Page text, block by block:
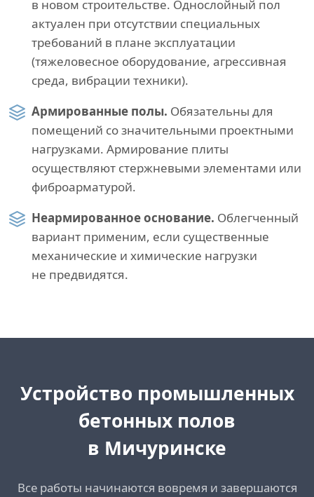
в новом строительстве. Однослойный пол
актуален при отсутствии специальных
требований в плане эксплуатации
(тяжеловесное оборудование, агрессивная
среда, вибрации техники).
Армированные полы. Обязательны для
помещений со значительными проектными
нагрузками. Армирование плиты
осуществляют стержневыми элементами или
фиброарматурой.
Неармированное основание. Облегченный
вариант применим, если существенные
механические и химические нагрузки
не предвидятся.
Устройство промышленных
бетонных полов
в Мичуринске
Все работы начинаются вовремя и завершаются